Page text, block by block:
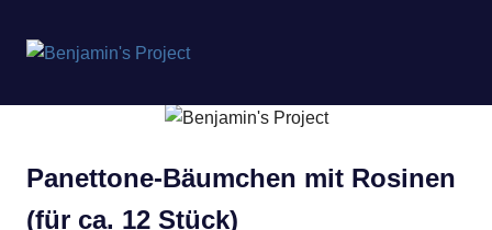
springen
Project
Panettone-Bäumchen mit Rosinen
(für ca. 12 Stück)